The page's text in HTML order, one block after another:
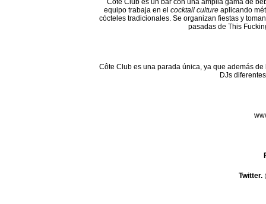
equipo trabaja en el cocktail culture aplicando
cócteles tradicionales. Se organizan fiestas y
pasadas de This
Côte Club es una parada única, ya que además
DJs
Twitter.